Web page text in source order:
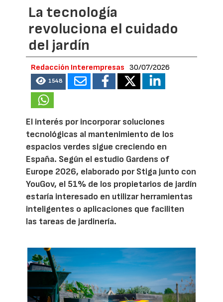
La tecnología
revoluciona el cuidado
del jardín
Redacción Interempresas 30/07/2026
1548
El interés por incorporar soluciones
tecnológicas al mantenimiento de los
espacios verdes sigue creciendo en
España. Según el estudio Gardens of
Europe 2026, elaborado por Stiga junto con
YouGov, el 51% de los propietarios de jardín
estaría interesado en utilizar herramientas
inteligentes o aplicaciones que faciliten
las tareas de jardinería.